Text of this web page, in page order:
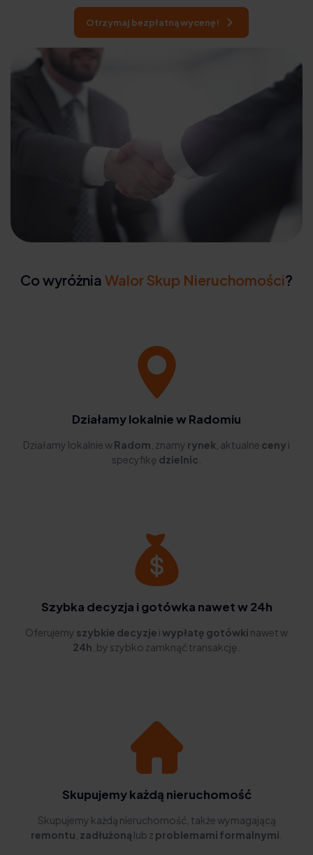
Otrzymaj bezpłatną wycenę!
Co wyróżnia Walor Skup Nieruchomości?
Działamy lokalnie w Radomiu
Działamy lokalnie wRadom , znamy rynek , aktualne ceny i
specyfikę dzielnic
Szybka decyzja i gotówka nawet w 24h
Oferujemy szybkie decyzje iwypłatę gotówki nawet w
24h , by szybko zamknąć transakcję.
Skupujemy każdą nieruchomość
Skupujemy każdą nieruchomość, także wymagającą
remontu zadłużoną lub z problemami formalnymi